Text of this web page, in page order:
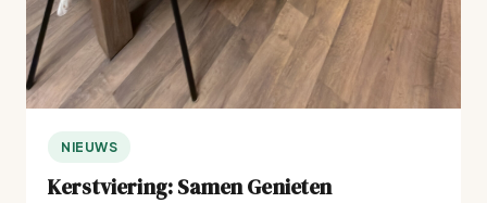
NIEUWS
Kerstviering: Samen Genieten